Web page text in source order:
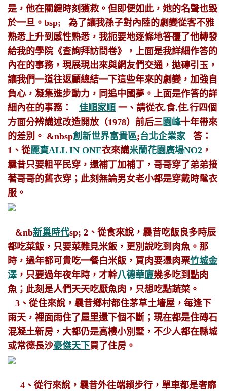
是，他在關鍵時刻獲救。但即便如此，她的名聲也毀
於一旦。bsp; 為了讓我孫子對內陸的劇變從客不雅
熟悉上升到感性熟悉，我扼要地逐條地答覆了他轉發
給我的學院《查詢拜訪問卷》，上面是我詳細作答的
內在的事務，現展現出來與網友們交通，拋磚引玉，
讓我們一道往返顧總結一下這些年來的劇變，加強自
負心，凝集進步動力，同追中國夢。上面是作答的詳
細內在的事務：
佳順家順 一、請從衣.食.住.行四個
方面分辨講述改造開放（1978）前后三園峰十年帶來
的差別。 &nbsp創新世界富貴區;台北企業家答：
1、從麗寶ALL IN ONE衣來講米蘭花園廣場NO2 ，
曩昔只要粗平民穿，還補丁加補丁，哥哥穿了弟弟接
著哥哥的舊衣穿；此刻無論男女老小都是穿戴時髦衣
服。
&nb新巢時代sp; 2、從食來說，曩昔吃飯良多時辰
都吃菜飯，只要菜難見米飯，更別說吃到肉魚。那
時，過年都可貴吃一餐白米飯，買肉要憑肉票竹城金
澤 ，只要過年夜年時，才幹八德華廈幾多吃到點肉
魚；此刻是人們天天吃厭魚肉，只想吃點蔬菜。
3、從住來說，曩昔鄉村都住茅草土墻屋，每逢下
雨天，裡面雨住了屋里還下個不斷；現在都是住磚石
混凝土新房，大都仍是高樓小別墅，不少人都在縣城
或常德長沙豪傑天下買了住房。
4、從行來說，曩昔外往端賴步行，單車都是奢靡